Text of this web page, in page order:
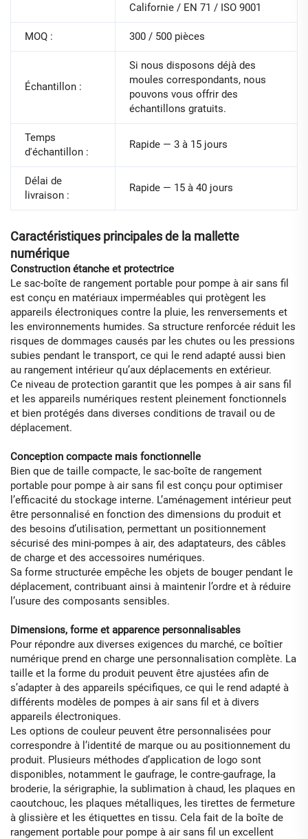
Californie / EN 71 / ISO 9001
MOQ : 300 / 500 pièces
Échantillon :
Si nous disposons déjà des
moules correspondants, nous
pouvons vous offrir des
échantillons gratuits.
Temps
d'échantillon :
Rapide — 3 à 15 jours
Délai de
livraison :
Rapide — 15 à 40 jours
Caractéristiques principales de la mallette
numérique
Construction étanche et protectrice
Le sac-boîte de rangement portable pour pompe à air sans fil
est conçu en matériaux imperméables qui protègent les
appareils électroniques contre la pluie, les renversements et
les environnements humides. Sa structure renforcée réduit les
risques de dommages causés par les chutes ou les pressions
subies pendant le transport, ce qui le rend adapté aussi bien
au rangement intérieur qu’aux déplacements en extérieur.
Ce niveau de protection garantit que les pompes à air sans fil
et les appareils numériques restent pleinement fonctionnels
et bien protégés dans diverses conditions de travail ou de
déplacement.
Conception compacte mais fonctionnelle
Bien que de taille compacte, le sac-boîte de rangement
portable pour pompe à air sans fil est conçu pour optimiser
l’efficacité du stockage interne. L’aménagement intérieur peut
être personnalisé en fonction des dimensions du produit et
des besoins d’utilisation, permettant un positionnement
sécurisé des mini-pompes à air, des adaptateurs, des câbles
de charge et des accessoires numériques.
Sa forme structurée empêche les objets de bouger pendant le
déplacement, contribuant ainsi à maintenir l’ordre et à réduire
l’usure des composants sensibles.
Dimensions, forme et apparence personnalisables
Pour répondre aux diverses exigences du marché, ce boîtier
numérique prend en charge une personnalisation complète. La
taille et la forme du produit peuvent être ajustées afin de
s’adapter à des appareils spécifiques, ce qui le rend adapté à
différents modèles de pompes à air sans fil et à divers
appareils électroniques.
Les options de couleur peuvent être personnalisées pour
correspondre à l’identité de marque ou au positionnement du
produit. Plusieurs méthodes d’application de logo sont
disponibles, notamment le gaufrage, le contre-gaufrage, la
broderie, la sérigraphie, la sublimation à chaud, les plaques en
caoutchouc, les plaques métalliques, les tirettes de fermeture
à glissière et les étiquettes en tissu. Cela fait de la boîte de
rangement portable pour pompe à air sans fil un excellent